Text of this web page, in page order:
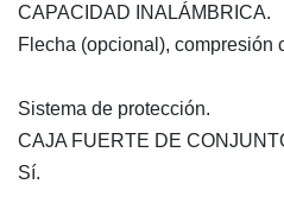
CAPACIDAD INALÁMBRICA.
Flecha (opcional), compresión
Sistema de protección.
CAJA FUERTE DE
Sí.